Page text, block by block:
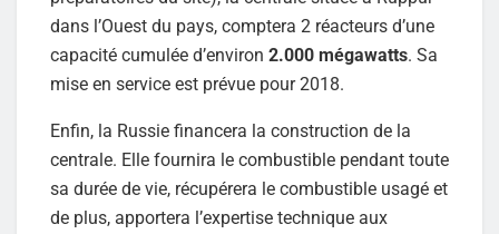
dans l’Ouest du pays, comptera 2 réacteurs d’une
capacité cumulée d’environ 2.000 mégawatts. Sa
mise en service est prévue pour 2018.
Enfin, la Russie financera la construction de la
centrale. Elle fournira le combustible pendant toute
sa durée de vie, récupérera le combustible usagé et
de plus, apportera l’expertise technique aux